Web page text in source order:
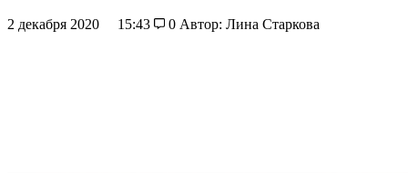
2 декабря 2020 15:43 0 Автор: Лина Старкова